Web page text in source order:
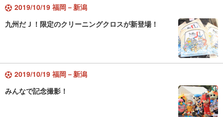
2019/10/19 福岡－新潟
九州だＪ！限定のクリーニングクロスが新登場！
2019/10/19 福岡－新潟
みんなで記念撮影！